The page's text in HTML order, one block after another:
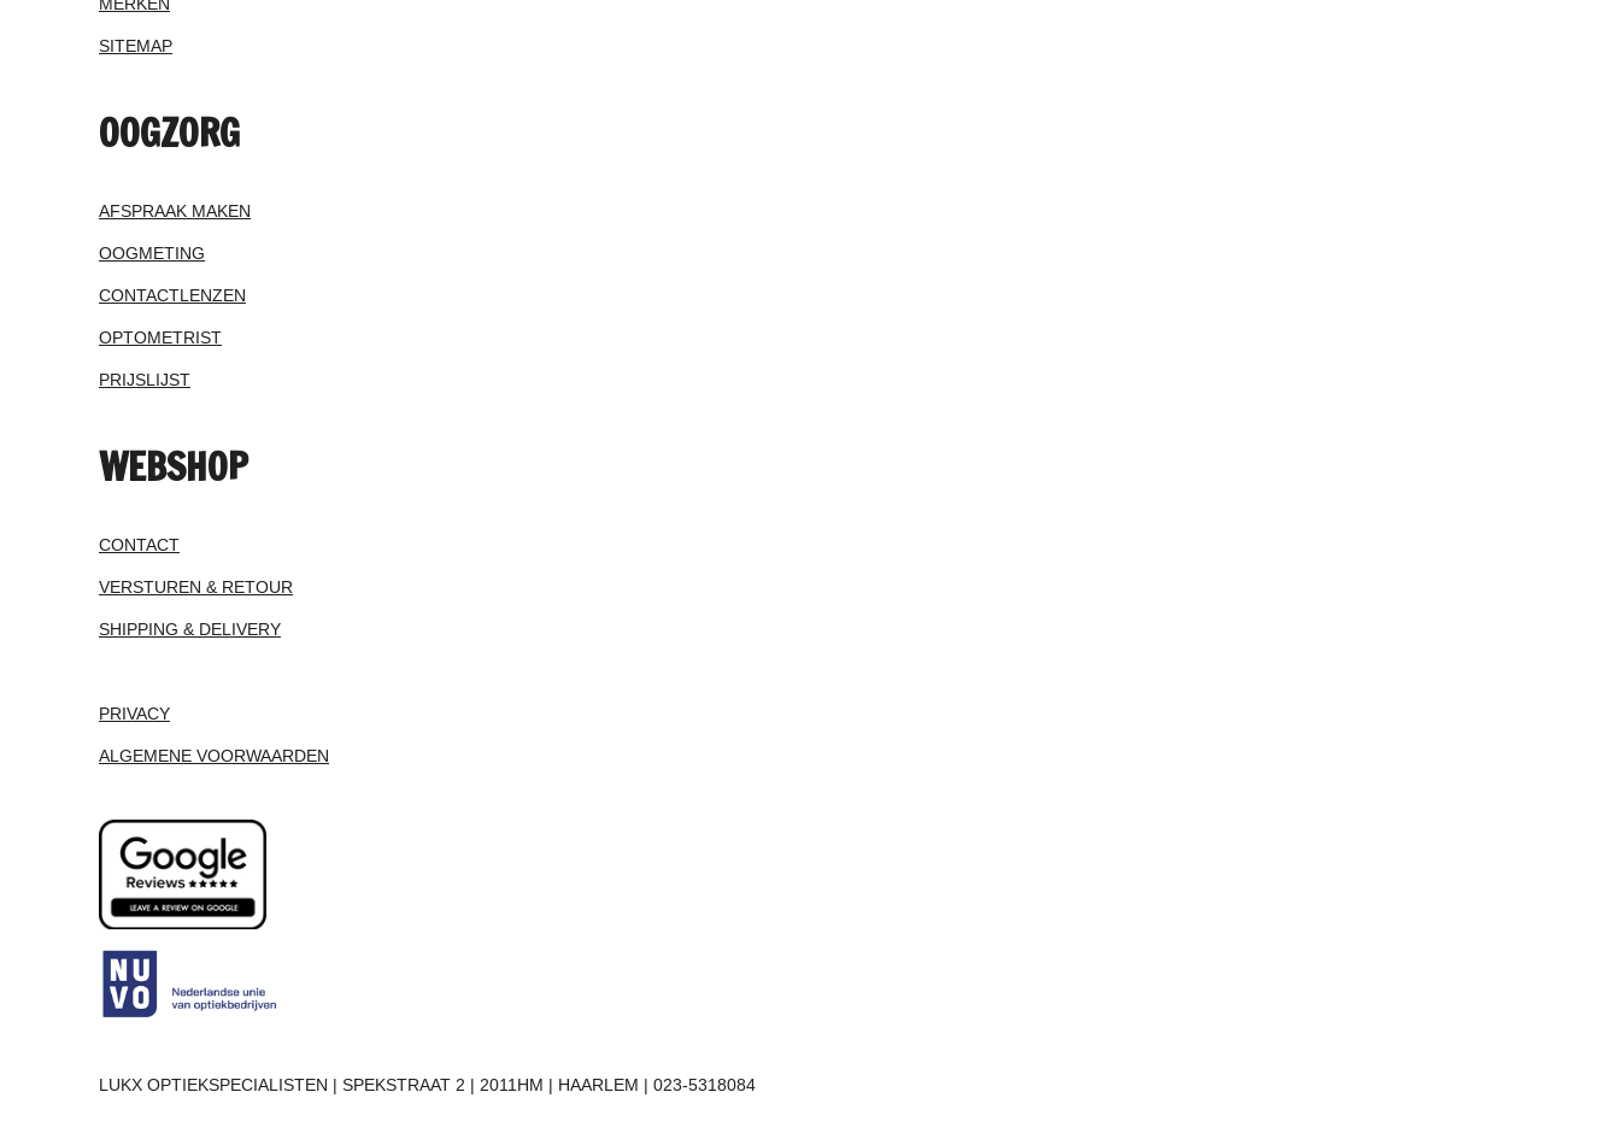
SITEMAP
OOGZORG
AFSPRAAK MAKEN
OOGMETING
CONTACTLENZEN
OPTOMETRIST
PRIJSLIJST
WEBSHOP
CONTACT
VERSTUREN & RETOUR
SHIPPING & DELIVERY
PRIVACY
ALGEMENE VOORWAARDEN
LUKX OPTIEKSPECIALISTEN | SPEKSTRAAT 2 | 2011HM | HAARLEM | 023-5318084